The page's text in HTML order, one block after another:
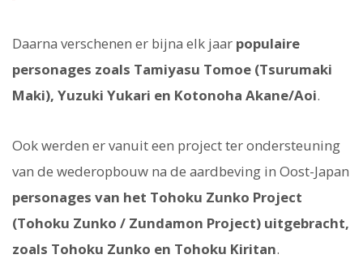
Daarna verschenen er bijna elk jaar populaire
personages zoals Tamiyasu Tomoe (Tsurumaki
Maki), Yuzuki Yukari en Kotonoha Akane/Aoi.
Ook werden er vanuit een project ter ondersteuning
van de wederopbouw na de aardbeving in Oost-Japan
personages van het Tohoku Zunko Project
(Tohoku Zunko / Zundamon Project) uitgebracht,
zoals Tohoku Zunko en Tohoku Kiritan.